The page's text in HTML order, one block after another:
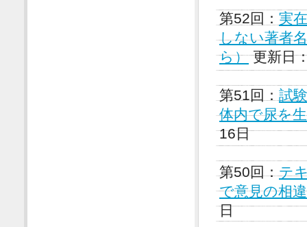
第52回： 実
しない著者
ら）更新日
第51回： 試
体内で尿を
16日
第50回：テ
で意見の相
日